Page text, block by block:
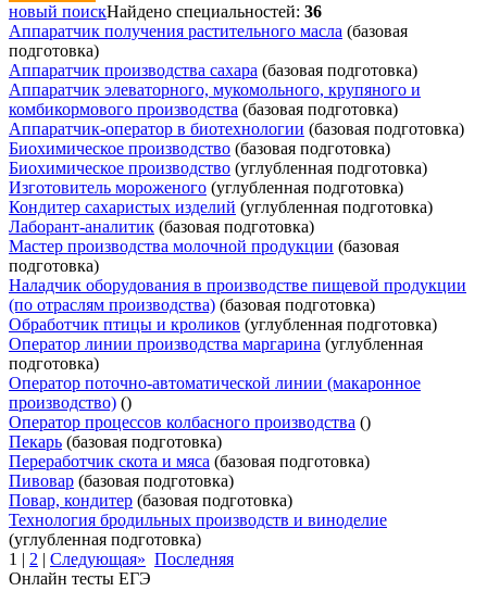
новый поискНайдено специальностей: 36
Аппаратчик получения растительного масла (базовая
подготовка)
Аппаратчик производства сахара (базовая подготовка)
Аппаратчик элеваторного, мукомольного, крупяного и
комбикормового производства (базовая подготовка)
Аппаратчик-оператор в биотехнологии (базовая подготовка)
Биохимическое производство (базовая подготовка)
Биохимическое производство (углубленная подготовка)
Изготовитель мороженого (углубленная подготовка)
Кондитер сахаристых изделий (углубленная подготовка)
Лаборант-аналитик (базовая подготовка)
Мастер производства молочной продукции (базовая
подготовка)
Наладчик оборудования в производстве пищевой продукции
(по отраслям производства) (базовая подготовка)
Обработчик птицы и кроликов (углубленная подготовка)
Оператор линии производства маргарина (углубленная
подготовка)
Оператор поточно-автоматической линии (макаронное
производство) ()
Оператор процессов колбасного производства ()
Пекарь (базовая подготовка)
Переработчик скота и мяса (базовая подготовка)
Пивовар (базовая подготовка)
Повар, кондитер (базовая подготовка)
Технология бродильных производств и виноделие
(углубленная подготовка)
1 | 2 | Следующая» Последняя
Онлайн тесты ЕГЭ